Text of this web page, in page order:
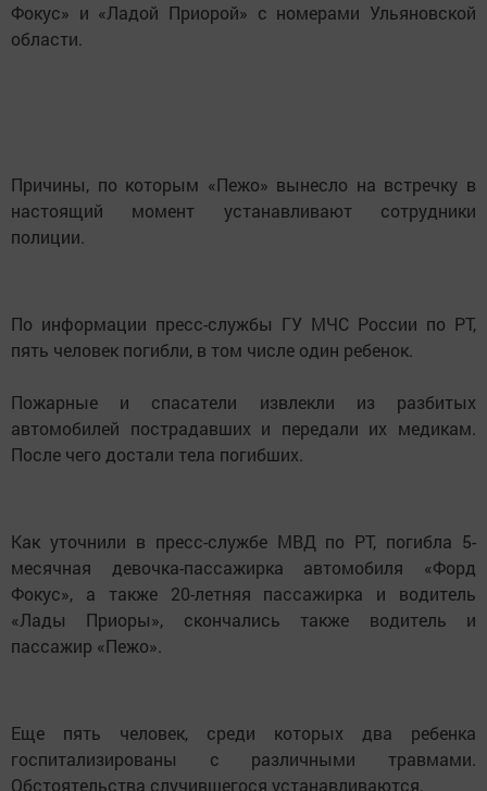
Фокус» и «Ладой Приорой» с номерами Ульяновской
области.
Причины, по которым «Пежо» вынесло на встречку в
настоящий момент устанавливают сотрудники
полиции.
По информации пресс-службы ГУ МЧС России по РТ,
пять человек погибли, в том числе один ребенок.
Пожарные и спасатели извлекли из разбитых
автомобилей пострадавших и передали их медикам.
После чего достали тела погибших.
Как уточнили в пресс-службе МВД по РТ, погибла 5-
месячная девочка-пассажирка автомобиля «Форд
Фокус», а также 20-летняя пассажирка и водитель
«Лады Приоры», скончались также водитель и
пассажир «Пежо».
Еще пять человек, среди которых два ребенка
госпитализированы с различными травмами.
Обстоятельства случившегося устанавливаются.